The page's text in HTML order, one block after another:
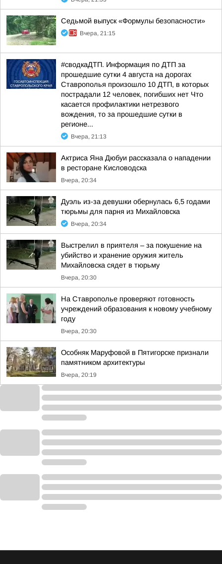
Седьмой выпуск «Формулы безопасности»
Вчера, 21:15
#сводкаДТП. Информация по ДТП за
прошедшие сутки 4 августа на дорогах
Ставрополья произошло 10 ДТП, в которых
пострадали 12 человек, погибших нет Что
касается профилактики нетрезвого
вождения, то за прошедшие сутки в
регионе...
Вчера, 21:13
Актриса Яна Дюбуи рассказала о нападении
в ресторане Кисловодска
Вчера, 20:34
Дуэль из-за девушки обернулась 6,5 годами
тюрьмы для парня из Михайловска
Вчера, 20:34
Выстрелил в приятеля – за покушение на
убийство и хранение оружия житель
Михайловска сядет в тюрьму
Вчера, 20:30
На Ставрополье проверяют готовность
учреждений образования к новому учебному
году
Вчера, 20:30
Особняк Маруфовой в Пятигорске признали
памятником архитектуры
Вчера, 20:19